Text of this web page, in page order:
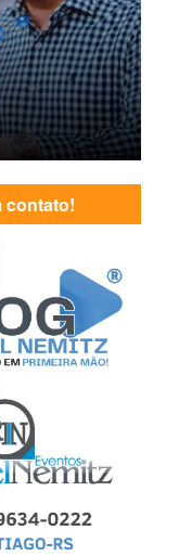
contato!